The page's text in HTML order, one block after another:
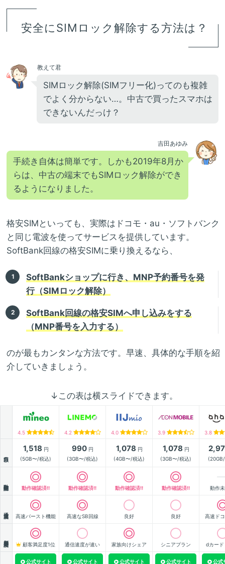
安全にSIMロック解除する方法は？
教えて君
SIMロック解除(SIMフリー化)ってのも複雑
でよく分からない…。中古で買ったスマホは
できないんだっけ？
吉田あゆみ
手続き自体は簡単です。しかも2019年8月か
らは、中古の端末でもSIMロック解除ができ
るようになりました。
格安SIMといっても、実際はドコモ・au・ソフトバンク
と同じ電波を使ってサービスを提供しています。
SoftBank回線の格安SIMに乗り換えるなら、
SoftBankショップに行き、MNP予約番号を発
行（SIMロック解除）
SoftBank回線の格安SIMへ申し込みをする
（MNP番号を入力する）
のが最もカンタンな方法です。早速、具体的な手順を紹
介していきましょう。
↓この表は横スライドできます。
4.5 4.2 4.0 3.9 3.8
1,518 円
(5GB〜/税込)
990円
(3GB〜/税込)
1,078 円
(4GB〜/税込)
1,078 円
(3GB〜/税込)
動作確認済!! 動作確認済!! 動作確認済!! 動作確認済!! 動作
高速バースト機能 高速なSB回線 良好 良好 高速ド
顧客満足度1位 通信速度が速い 家族向けシェア シニアプラン dカード
公式サイト 公式サイト 公式サイト 公式サイト 公式